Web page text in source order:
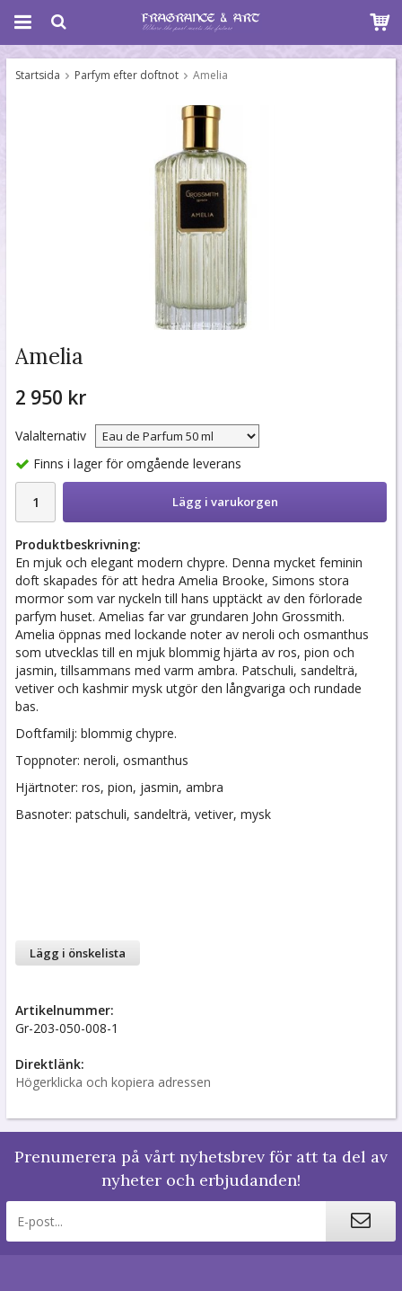
Startsida Parfym efter doftnot Amelia
Amelia
2 950 kr
Valalternativ
Finns i lager för omgående leverans
Lägg i varukorgen
Produktbeskrivning:
En mjuk och elegant modern chypre. Denna mycket feminin
doft skapades för att hedra Amelia Brooke, Simons stora
mormor som var nyckeln till hans upptäckt av den förlorade
parfym huset. Amelias far var grundaren John Grossmith.
Amelia öppnas med lockande noter av neroli och osmanthus
som utvecklas till en mjuk blommig hjärta av ros, pion och
jasmin, tillsammans med varm ambra. Patschuli, sandelträ,
vetiver och kashmir mysk utgör den långvariga och rundade
bas.
Doftfamilj: blommig chypre.
Toppnoter: neroli, osmanthus
Hjärtnoter: ros, pion, jasmin, ambra
Basnoter: patschuli, sandelträ, vetiver, mysk
Lägg i önskelista
Artikelnummer:
Gr-203-050-008-1
Direktlänk:
Högerklicka och kopiera adressen
Prenumerera på vårt nyhetsbrev för att ta del av
nyheter och erbjudanden!